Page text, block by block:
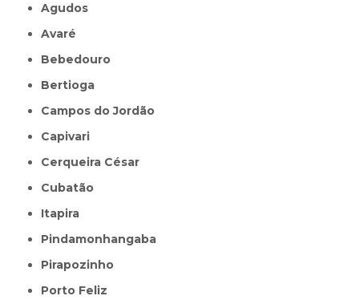
Agudos
Avaré
Bebedouro
Bertioga
Campos do Jordão
Capivari
Cerqueira César
Cubatão
Itapira
Pindamonhangaba
Pirapozinho
Porto Feliz